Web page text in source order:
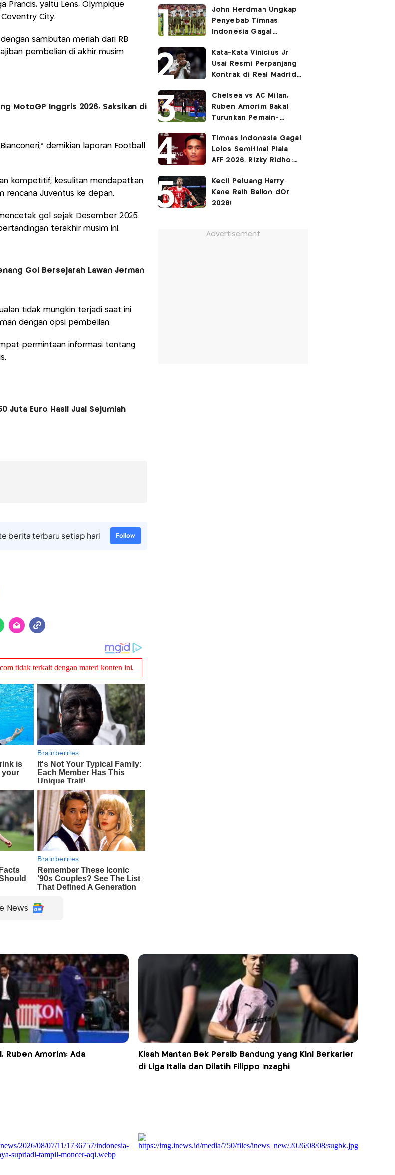
Prancis, yaitu Lens, Olympique
Coventry City.
sambutan meriah dari RB
pembelian di akhir musim
MotoGP Inggris 2026, Saksikan di
demikian laporan Football
kompetitif, kesulitan mendapatkan
rencana Juventus ke depan.
gol sejak Desember 2025.
terakhir musim ini.
Gol Bersejarah Lawan Jerman
tidak mungkin terjadi saat ini.
dengan opsi pembelian.
permintaan informasi tentang
Juta Euro Hasil Jual Sejumlah
berita terbaru setiap hari Follow
News
Ruben Amorim: Ada
Kisah Mantan Bek Persib Bandung yang Kini Berkarier
di Liga Italia dan Dilatih Filippo Inzaghi
John Herdman Ungkap
Penyebab Timnas
Indonesia Gagal
Piala AFF 2026
Kata-Kata Vinicius Jr
Usai Resmi Perpanjang
Kontrak di Real Madrid
Chelsea vs AC Milan,
Ruben Amorim Bakal
Turunkan Pemain-
Timnas Indonesia Gagal
Lolos Semifinal Piala
AFF 2026, Rizky Ridho:
Kecil Peluang Harry
Kane Raih Ballon dOr
2026!
Advertisement